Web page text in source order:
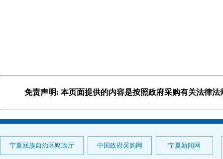
免责声明: 本页面提供的内容是按照政府采购有关法律
宁夏回族自治区财政厅 中国政府采购网 宁夏新闻网